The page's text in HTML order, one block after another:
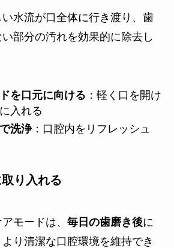
水流が口全体に行き渡り、歯
部分の汚れを効果的に除去し
を口元に向ける ：軽く口を開け
入れる
洗浄：口腔内をリフレッシュ
り入れる
モードは、 毎日の歯磨き後に
り清潔な口腔環境を維持でき